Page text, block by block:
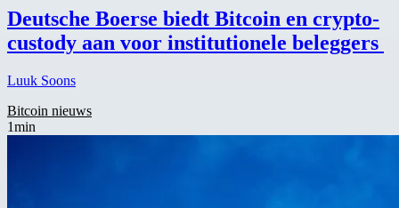
Deutsche Boerse biedt Bitcoin en crypto-
custody aan voor institutionele beleggers
Luuk Soons
Bitcoin nieuws
1min